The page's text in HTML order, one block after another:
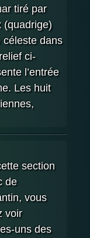
tiré par
(quadrige)
céleste dans
ci-
l’entrée
Les huit
section
de
vous
voir
uns des